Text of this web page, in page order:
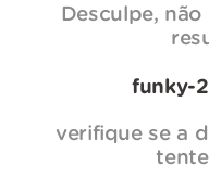
Desculpe,
funky-
verifique se a